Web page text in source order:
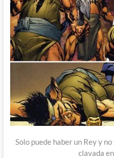
Solo puede haber un Rey y
clavada